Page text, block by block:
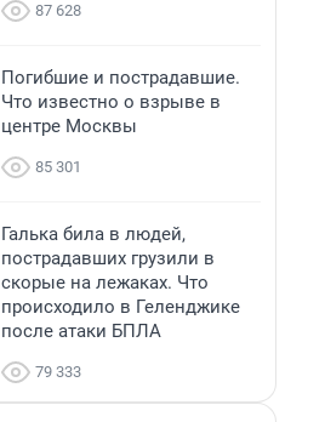
87 628
Погибшие и пострадавшие.
Что известно о взрыве в
центре Москвы
85 301
Галька била в людей,
пострадавших грузили в
скорые на лежаках. Что
происходило в Геленджике
после атаки БПЛА
79 333